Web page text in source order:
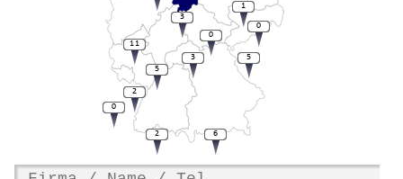
5
0
11
1
0
3
0
5
2
2
3
6